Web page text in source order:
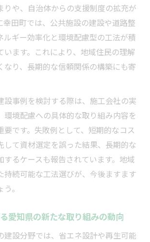
りや、自治体からの支援制度の拡充が
幸田町では、公共施設の建設や道路整
ルギー効率化と環境配慮型の工法が積
います。これにより、地域住民の理解
なり、長期的な信頼関係の構築にも寄
設事例を検討する際は、施工会社の実
環境配慮への具体的な取り組み内容を
要です。失敗例として、短期的なコス
して資材選定を誤った結果、長期的な
するケースも報告されています。地域
持続可能な工法選びが、今後ますます
。
愛知県の新たな取り組みの動向
建設分野では、省エネ設計や再生可能